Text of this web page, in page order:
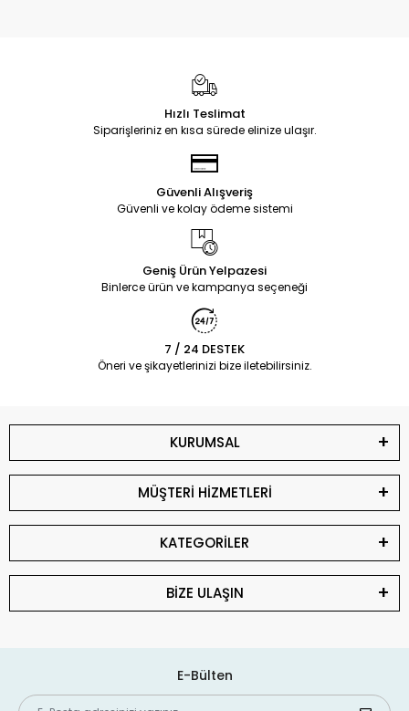
Hızlı Teslimat
Siparişleriniz en kısa sürede elinize ulaşır.
Güvenli Alışveriş
Güvenli ve kolay ödeme sistemi
Geniş Ürün Yelpazesi
Binlerce ürün ve kampanya seçeneği
7 / 24 DESTEK
Öneri ve şikayetlerinizi bize iletebilirsiniz.
KURUMSAL
MÜŞTERİ HİZMETLERİ
KATEGORİLER
BİZE ULAŞIN
E-Bülten